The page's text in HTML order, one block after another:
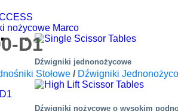
nożycowe Marco
Dźwigniki jednonożycowe
Dźwigniki nożycowe o wysokim
D1
Stołowe / Dźwigniki